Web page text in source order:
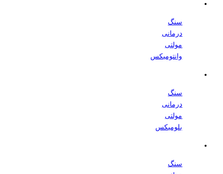
سنگ
درمانی
مولتی
وانتومیکس
سنگ
درمانی
مولتی
بلومیکس
سنگ